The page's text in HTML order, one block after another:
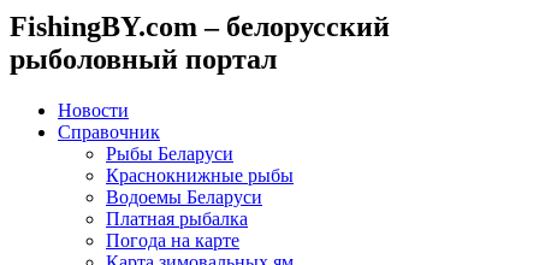
FishingBY.com – белорусский
рыболовный портал
Новости
Справочник
Рыбы Беларуси
Краснокнижные рыбы
Водоемы Беларуси
Платная рыбалка
Погода на карте